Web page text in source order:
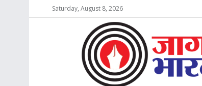
Saturday, August 8, 2026